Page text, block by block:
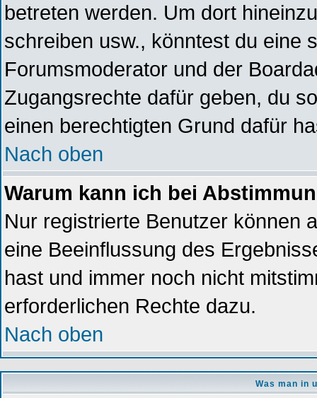
betreten werden. Um dort
schreiben usw., könntest du eine
Forumsmoderator und der
Zugangsrechte dafür geben, du
einen berechtigten Grund dafür
Nach oben
Warum kann ich bei
Nur registrierte Benutzer können
eine Beeinflussung des
hast und immer noch nicht
erforderlichen Rechte dazu.
Nach oben
Was man in